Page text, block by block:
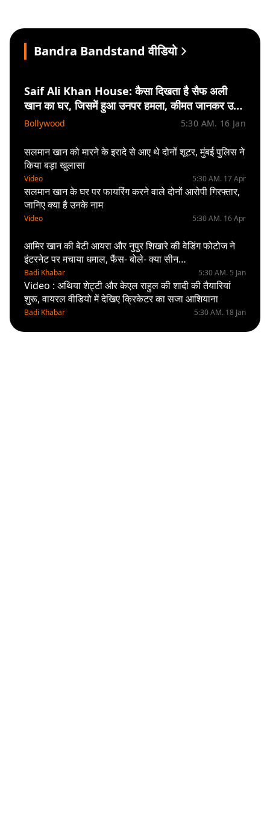
Bandra Bandstand वीडियो
Saif Ali Khan House: कैसा दिखता है सैफ अली
खान का घर, जिसमें हुआ उनपर हमला, कीमत जानकर उड़
जाएंगे होश
Bollywood 5:30 AM. 16 Jan
सलमान खान को मारने के इरादे से आए थे दोनों शूटर, मुंबई पुलिस ने
किया बड़ा खुलासा
Video 5:30 AM. 17 Apr
सलमान खान के घर पर फायरिंग करने वाले दोनों आरोपी गिरफ्तार,
जानिए क्या है उनके नाम
Video 5:30 AM. 16 Apr
आमिर खान की बेटी आयरा और नुपुर शिखारे की वेडिंग फोटोज ने
इंटरनेट पर मचाया धमाल, फैंस- बोले- क्या सीन…
Badi Khabar 5:30 AM. 5 Jan
Video : अथिया शेट्टी और केएल राहुल की शादी की तैयारियां
शुरू, वायरल वीडियो में देखिए क्रिकेटर का सजा आशियाना
Badi Khabar 5:30 AM. 18 Jan